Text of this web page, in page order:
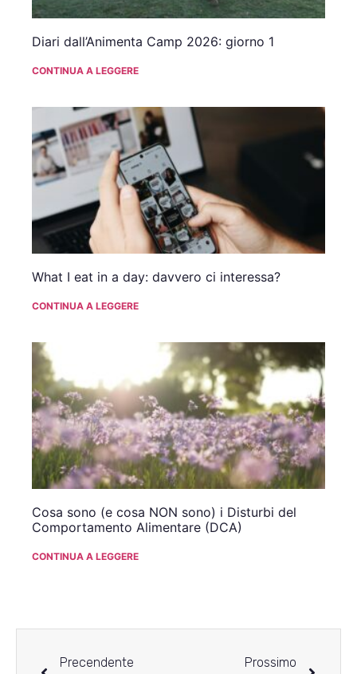
Diari dall’Animenta Camp 2026: giorno 1
CONTINUA A LEGGERE
What I eat in a day: davvero ci interessa?
CONTINUA A LEGGERE
Cosa sono (e cosa NON sono) i Disturbi del
Comportamento Alimentare (DCA)
CONTINUA A LEGGERE
Precendente Prossimo